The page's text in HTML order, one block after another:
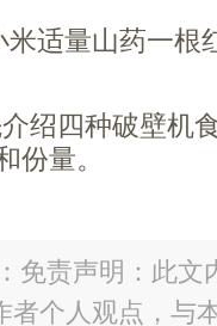
米适量山药一根
绍四种破壁机
份量。
免责声明：此文
者个人观点，与